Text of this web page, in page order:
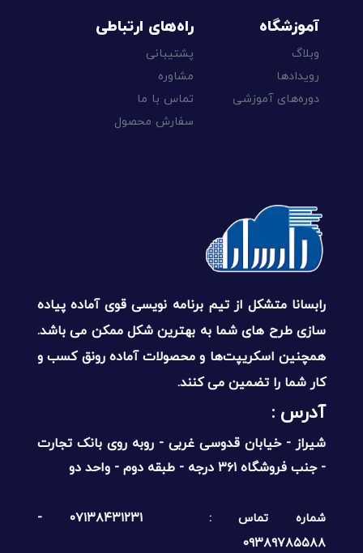
آموزشگاه
وبلاگ
رویدادها
دوره‌های آموزشی
راه‌های ارتباطی
پشتیبانی
مشاوره
تماس با ما
سفارش محصول
رابسانا متشکل از تیم برنامه نویسی قوی آماده پیاده
سازی طرح های شما به بهترین شکل ممکن می باشد.
همچنین اسکریپت‌ها و محصولات آماده رونق کسب و
کار شما را تضمین می کنند.
آدرس :‌
شیراز - خیابان قدوسی غربی - روبه روی بانک تجارت
- جنب فروشگاه ۳۶۱ درجه - طبقه دوم - واحد دو
شماره تماس :
۰۷۱۳۸۴۳۱۲۳۱ -
۰۹۳۸۹۷۸۵۵۸۸